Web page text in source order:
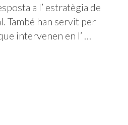
a l’ estratègia de
També han servit per
intervenen en l’ …